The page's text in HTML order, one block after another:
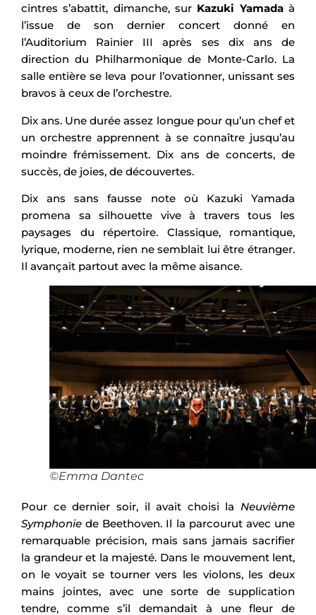
cintres s’abattit, dimanche, sur Kazuki Yamadaà
l’issue de son dernier concert donné en
l’Auditorium Rainier III après ses dix ans de
direction du Philharmonique de Monte-Carlo. La
salle entière se leva pour l’ovationner, unissant ses
bravos à ceux de l’orchestre.
Dix ans. Une durée assez longue pour qu’un chef et
un orchestre apprennent à se connaître jusqu’au
moindre frémissement. Dix ans de concerts, de
succès, de joies, de découvertes.
Dix ans sans fausse note où Kazuki Yamada
promena sa silhouette vive à travers tous les
paysages du répertoire. Classique, romantique,
lyrique, moderne, rien ne semblait lui être étranger.
Il avançait partout avec la même aisance.
©Emma Dantec
Pour ce dernier soir, il avait choisi la Neuvième
Symphonie de Beethoven. Il la parcourut avec une
remarquable précision, mais sans jamais sacrifier
la grandeur et la majesté. Dans le mouvement lent,
on le voyait se tourner vers les violons, les deux
mains jointes, avec une sorte de supplication
tendre, comme s’il demandait à une fleur de